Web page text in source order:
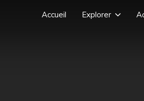
Accueil Explorer